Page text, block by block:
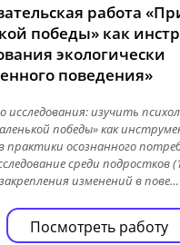
работа
победы» как
экологически
поведения»
исследования: изучить
победы» как
практики осознанного
среди подростков
изменений в пове…
Посмотреть работу